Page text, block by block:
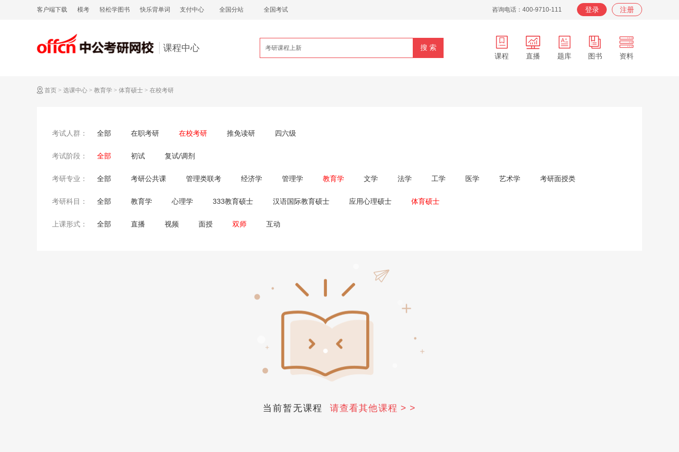
客户端下载 模考 轻松学图书 快乐背单词 支付中心 全国分站 全国考试 咨询电话：400-9710-111 登录 注册
课程中心
课程 直播 题库 图书 资料
首页 > 选课中心 > 教育学 > 体育硕士 > 在校考研
考试人群： 全部 在职考研 在校考研 推免读研 四六级
考试阶段： 全部 初试 复试/调剂
考研专业： 全部 考研公共课 管理类联考 经济学 管理学 教育学 文学 法学 工学 医学 艺术学 考研面授类
考研科目： 全部 教育学 心理学 333教育硕士 汉语国际教育硕士 应用心理硕士 体育硕士
上课形式： 全部 直播 视频 面授 双师 互动
当前暂无课程请查看其他课程 > >